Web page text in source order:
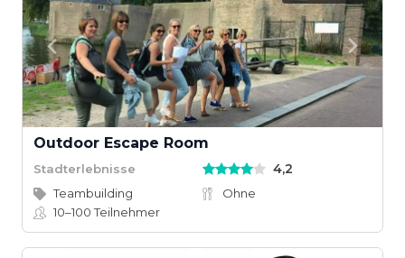
Outdoor Escape Room
Stadterlebnisse 4,2
Teambuilding
Ohne
10–100Teilnehmer